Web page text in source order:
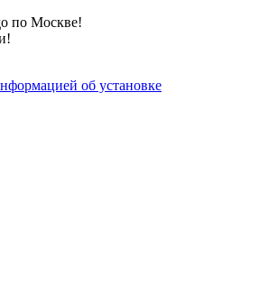
по Москве!
об установке